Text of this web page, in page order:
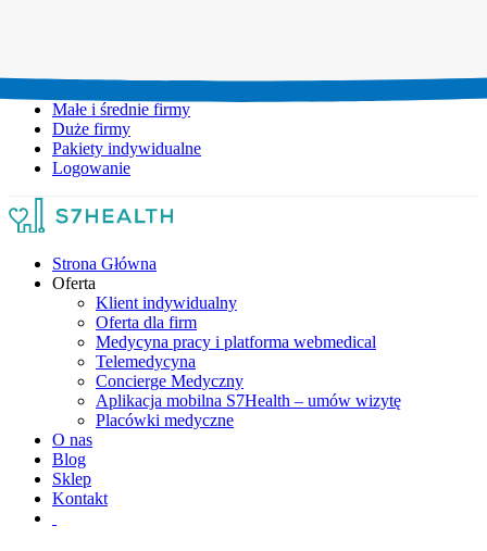
Małe i średnie firmy
Duże firmy
Pakiety indywidualne
Logowanie
Strona Główna
Oferta
Klient indywidualny
Oferta dla firm
Medycyna pracy i platforma webmedical
Telemedycyna
Concierge Medyczny
Aplikacja mobilna S7Health – umów wizytę
Placówki medyczne
O nas
Blog
Sklep
Kontakt